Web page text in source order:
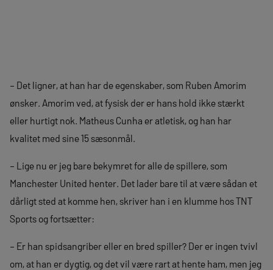
– Det ligner, at han har de egenskaber, som Ruben Amorim
ønsker. Amorim ved, at fysisk der er hans hold ikke stærkt
eller hurtigt nok. Matheus Cunha er atletisk, og han har
kvalitet med sine 15 sæsonmål.
– Lige nu er jeg bare bekymret for alle de spillere, som
Manchester United henter. Det lader bare til at være sådan et
dårligt sted at komme hen, skriver han i en klumme hos TNT
Sports og fortsætter:
– Er han spidsangriber eller en bred spiller? Der er ingen tvivl
om, at han er dygtig, og det vil være rart at hente ham, men jeg